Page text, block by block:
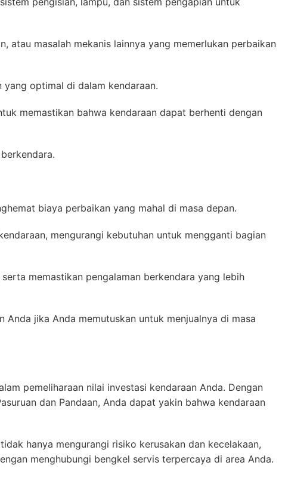
atau masalah mekanis lainnya yang memerlukan perbaikan
optimal di dalam kendaraan.
memastikan bahwa kendaraan dapat berhenti dengan
biaya perbaikan yang mahal di masa depan.
mengurangi kebutuhan untuk mengganti bagian
memastikan pengalaman berkendara yang lebih
jika Anda memutuskan untuk menjualnya di masa
pemeliharaan nilai investasi kendaraan Anda. Dengan
dan Pandaan, Anda dapat yakin bahwa kendaraan
hanya mengurangi risiko kerusakan dan kecelakaan,
menghubungi bengkel servis terpercaya di area Anda.